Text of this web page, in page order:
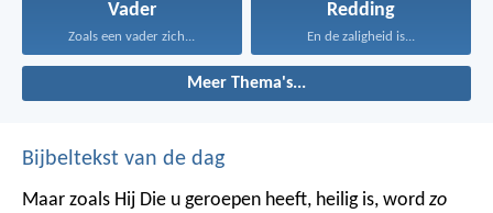
Vader
Zoals een vader zich...
Redding
En de zaligheid is...
Meer Thema's...
Bijbeltekst van de dag
Maar zoals Hij Die u geroepen heeft, heilig is, word zo